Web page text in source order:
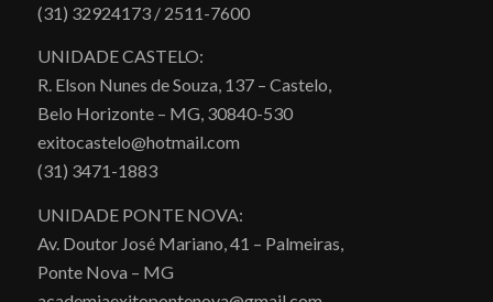
(31) 32924173 / 2511-7600
UNIDADE CASTELO:
R. Elson Nunes de Souza, 137 – Castelo,
Belo Horizonte – MG, 30840-530
exitocastelo@hotmail.com
(31) 3471-1883
UNIDADE PONTE NOVA:
Av. Doutor José Mariano, 41 – Palmeiras,
Ponte Nova – MG